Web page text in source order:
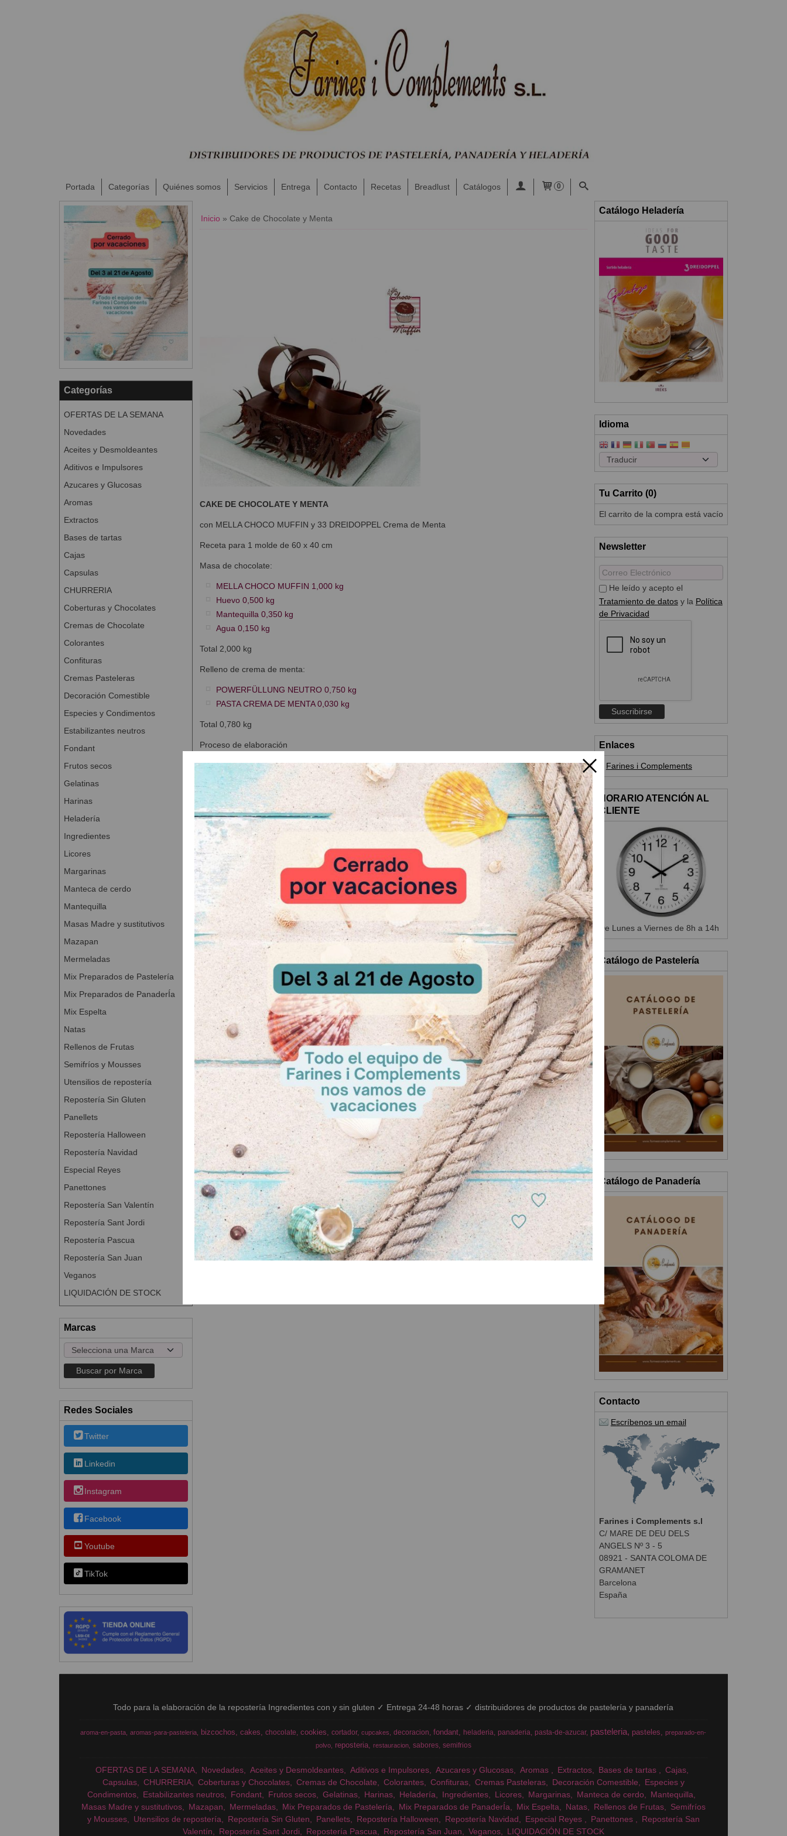
Portada Categorías Quiénes somos Servicios Entrega Contacto Recetas Breadlust Catálogos 0
Categorías
OFERTAS DE LA SEMANA
Novedades
Aceites y Desmoldeantes
Aditivos e Impulsores
Azucares y Glucosas
Aromas
Extractos
Bases de tartas
Cajas
Capsulas
CHURRERIA
Coberturas y Chocolates
Cremas de Chocolate
Colorantes
Confituras
Cremas Pasteleras
Decoración Comestible
Especies y Condimentos
Estabilizantes neutros
Fondant
Frutos secos
Gelatinas
Harinas
Heladería
Ingredientes
Licores
Margarinas
Manteca de cerdo
Mantequilla
Masas Madre y sustitutivos
Mazapan
Mermeladas
Mix Preparados de Pastelería
Mix Preparados de PanaderÍa
Mix Espelta
Natas
Rellenos de Frutas
Semifríos y Mousses
Utensilios de repostería
Repostería Sin Gluten
Panellets
Repostería Halloween
Repostería Navidad
Especial Reyes
Panettones
Repostería San Valentín
Repostería Sant Jordi
Repostería Pascua
Repostería San Juan
Veganos
LIQUIDACIÓN DE STOCK
Marcas
Redes Sociales
Twitter
Linkedin
Instagram
Facebook
Youtube
TikTok
Inicio » ​Cake de Chocolate y Menta
CAKE DE CHOCOLATE Y MENTA
con MELLA CHOCO MUFFIN y 33 DREIDOPPEL Crema de Menta
Receta para 1 molde de 60 x 40 cm
Masa de chocolate:
MELLA CHOCO MUFFIN 1,000 kg
Huevo 0,500 kg
Mantequilla 0,350 kg
Agua 0,150 kg
Total 2,000 kg
Relleno de crema de menta:
POWERFÜLLUNG NEUTRO 0,750 kg
PASTA CREMA DE MENTA 0,030 kg
Total 0,780 kg
Proceso de elaboración
- Amasar los ingredientes de la masa a velocidad lenta durante 3 minutos.
- Extender y alisar la masa de chocolate en un molde rectangular de 60 x 40 cm.
- Cocer a 180 ºC durante unos 30 minutos y dejar enfriar.
- Una vez frío, cortar transversalmente la pieza y aplicar una capa de relleno de crema de menta.
- Bañar con SCHOKOLADINO y decorar con una hoja de menta.
Catálogo Heladería
Idioma
Tu Carrito (0)
El carrito de la compra está vacío
Newsletter
He leído y acepto el
Tratamiento de datosy la Política
de Privacidad
Enlaces
Farines i Complements
HORARIO ATENCIÓN AL
CLIENTE
De Lunes a Viernes de 8h a 14h
Catálogo de Pastelería
Catálogo de Panadería
Contacto
Escríbenos un email
Farines i Complements s.l
C/ MARE DE DEU DELS
ANGELS Nº 3 - 5
08921 - SANTA COLOMA DE
GRAMANET
Barcelona
España
Todo para la elaboración de la repostería Ingredientes con y sin gluten ✓ Entrega 24-48 horas ✓ distribuidores de productos de pastelería y panadería
aroma-en-pasta aromas-para-pasteleria bizcochos cakes chocolate cookies cortador cupcakes decoracion fondant heladeria panaderia pasta-de-azucar pasteleria pasteles
preparado-en-
polvo
reposteria restauracion sabores semifrios
OFERTAS DE LA SEMANA Novedades Aceites y Desmoldeantes Aditivos e Impulsores Azucares y Glucosas Aromas Extractos Bases de tartas
Cajas
Capsulas
CHURRERIA Coberturas y Chocolates Cremas de Chocolate Colorantes Confituras Cremas Pasteleras Decoración Comestible
Especies y
Condimentos
Estabilizantes neutros Fondant Frutos secos Gelatinas Harinas Heladería Ingredientes Licores Margarinas Manteca de cerdo
Mantequilla
Masas Madre y sustitutivos
Mazapan Mermeladas Mix Preparados de Pastelería Mix Preparados de PanaderÍa Mix Espelta Natas Rellenos de Frutas
Semifríos
y Mousses
Utensilios de repostería Repostería Sin Gluten Panellets Repostería Halloween Repostería Navidad Especial Reyes Panettones
Repostería San
Valentín
Repostería Sant Jordi Repostería Pascua Repostería San Juan Veganos LIQUIDACIÓN DE STOCK